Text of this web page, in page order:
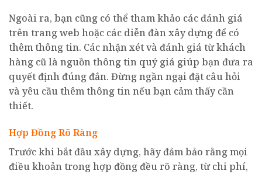
Ngoài ra, bạn cũng có thể tham khảo các đánh giá
trên trang web hoặc các diễn đàn xây dựng để có
thêm thông tin. Các nhận xét và đánh giá từ khách
hàng cũ là nguồn thông tin quý giá giúp bạn đưa ra
quyết định đúng đắn. Đừng ngần ngại đặt câu hỏi
và yêu cầu thêm thông tin nếu bạn cảm thấy cần
thiết.
Hợp Đồng Rõ Ràng
Trước khi bắt đầu xây dựng, hãy đảm bảo rằng mọi
điều khoản trong hợp đồng đều rõ ràng, từ chi phí,